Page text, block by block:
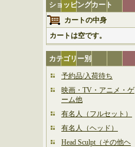
ショッピングカート
カートの中身
カートは空です。
カテゴリー別
予約品/入荷待ち
映画・TV・アニメ・ゲ
ーム他
有名人（フルセット）
有名人（ヘッド）
Head Sculpt（その他ヘ